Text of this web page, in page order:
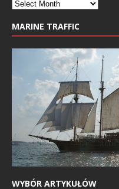
MARINE TRAFFIC
WYBÓR ARTYKUŁÓW